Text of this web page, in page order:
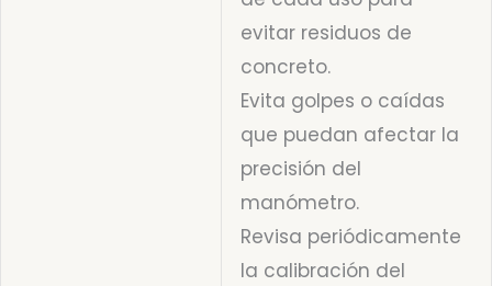
evitar residuos de
concreto.
Evita golpes o caídas
que puedan afectar la
precisión del
manómetro.
Revisa periódicamente
la calibración del